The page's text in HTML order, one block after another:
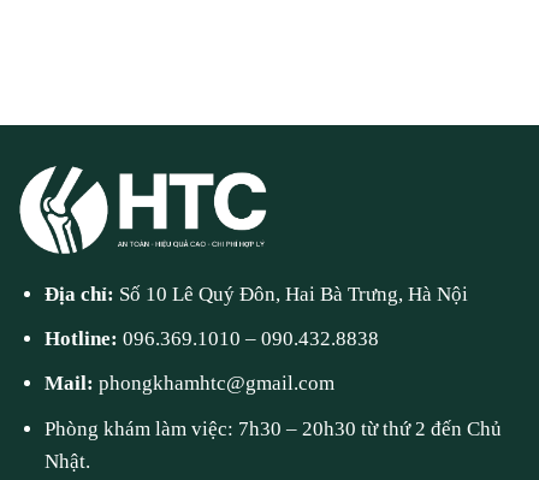
Địa chỉ: Số 10 Lê Quý Đôn, Hai Bà Trưng, Hà Nội
Hotline:096.369.1010 –090.432.8838
Mail:phongkhamhtc@gmail.com
Phòng khám làm việc: 7h30 – 20h30 từ thứ 2 đến Chủ
Nhật.